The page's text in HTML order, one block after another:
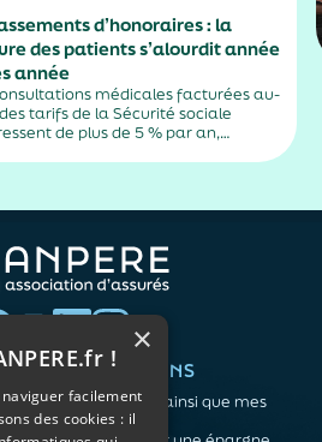
d’honoraires : la
des patients s’alourdit année
année
médicales facturées au-
tarifs de la Sécurité sociale
de plus de 5 % par an,
par la montée en puissance des
VOS BESOINS
Me protéger ainsi que mes
proches
×
!
facilement
des cookies : il